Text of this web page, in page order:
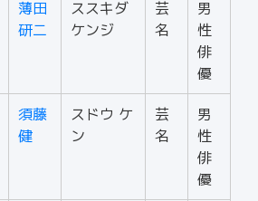
薄田
研二
ススキダ
ケンジ
芸
名
男
性
俳
優
須藤
健
スドウ ケ
ン
芸
名
男
性
俳
優